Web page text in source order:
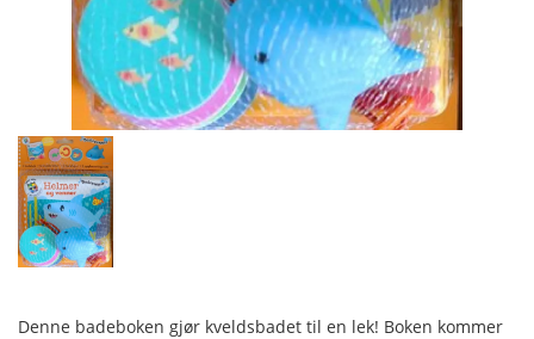
Denne badeboken gjør kveldsbadet til en lek! Boken kommer